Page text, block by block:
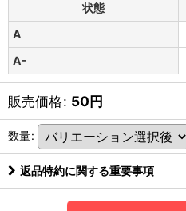
状態
A
A-
販売価格: 50円
数量:
返品特約に関する重要事項